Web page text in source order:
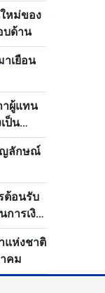
หม่ของ
บด้าน
าเยือน
าผู้แทน
ป็น
ญลักษณ์
ต้อนรับ
ารเงิน
แห่งชาติ
คม